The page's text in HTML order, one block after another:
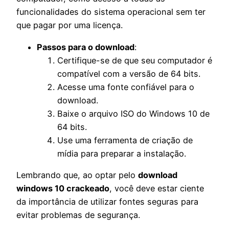
funcionalidades do sistema operacional sem ter
que pagar por uma licença.
Passos para o download:
Certifique-se de que seu computador é
compatível com a versão de 64 bits.
Acesse uma fonte confiável para o
download.
Baixe o arquivo ISO do Windows 10 de
64 bits.
Use uma ferramenta de criação de
mídia para preparar a instalação.
Lembrando que, ao optar pelo download
windows 10 crackeado, você deve estar ciente
da importância de utilizar fontes seguras para
evitar problemas de segurança.